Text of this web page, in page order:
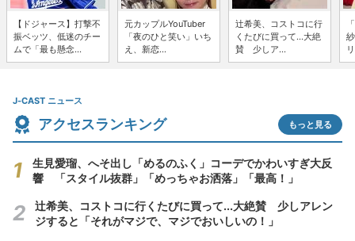
【ドジャース】打撃不
振ベッツ、低迷のチー
ムで「最も懸念...
元カップルYouTuber
「夜のひと笑い」いち
え、新恋...
辻希美、コストコに行
くたびに買って...大絶
賛 少しア...
J-CAST ニュース
アクセスランキング もっと見る
生見愛瑠、へそ出し「めるのふく」コーデでかわいすぎ大反
響 「スタイル抜群」「めっちゃお洒落」「最高！」
辻希美、コストコに行くたびに買って...大絶賛 少しアレン
ジすると「それがマジで、マジでおいしいの！」